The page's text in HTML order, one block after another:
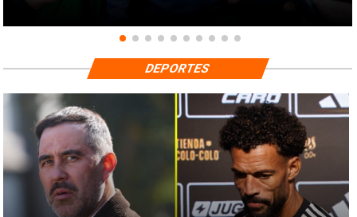
DEPORTES